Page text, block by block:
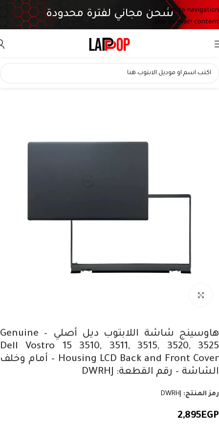
Skip to navigation
Skip to main content
شحن مجاني لفترة محدودة
هاوسينج شاشة اللابتوب ديل أصلي – Genuine
Dell Vostro 15 3510, 3511, 3515, 3520, 3525
Housing LCD Back and Front Cover – أمام وخلف
الشاشة – رقم القطعة: DWRHJ
رمز المنتج: DWRHJ
2,895EGP